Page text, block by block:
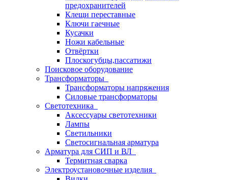
предохранителей
Клещи переставные
Ключи гаечные
Кусачки
Ножи кабельные
Отвёртки
Плоскогубцы,пассатижи
Поисковое оборудование
Трансформаторы
Трансформаторы напряжения
Силовые трансформаторы
Светотехника
Аксессуары светотехники
Лампы
Светильники
Светосигнальная арматура
Арматура для СИП и ВЛ
Термитная сварка
Электроустановочные изделия